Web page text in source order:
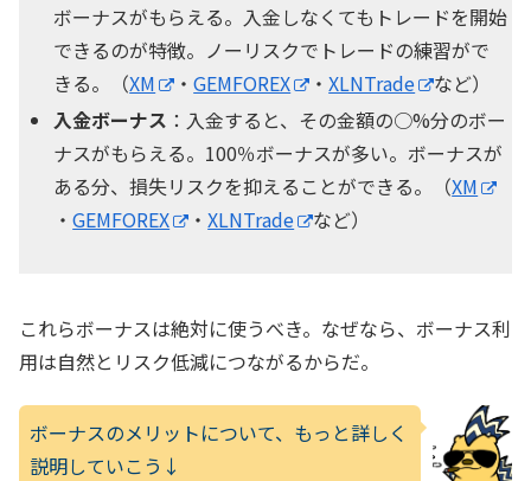
ボーナスがもらえる。入金しなくてもトレードを開始
できるのが特徴。ノーリスクでトレードの練習がで
きる。（XM ・GEMFOREX ・XLNTrade
など）
入金ボーナス ：入金すると、その金額の○%分のボー
ナスがもらえる。100％ボーナスが多い。ボーナスが
ある分、損失リスクを抑えることができる。（XM
・GEMFOREX ・XLNTrade など）
これらボーナスは絶対に使うべき。なぜなら、ボーナス利
用は自然とリスク低減につながるからだ。
ボーナスのメリットについて、もっと詳しく
説明していこう↓